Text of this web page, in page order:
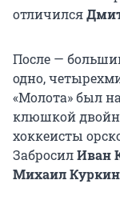
отличился
После —
одно,
«Молота» был
клюшкой
хоккеисты
ЗабросилИван
Михаил Куркин